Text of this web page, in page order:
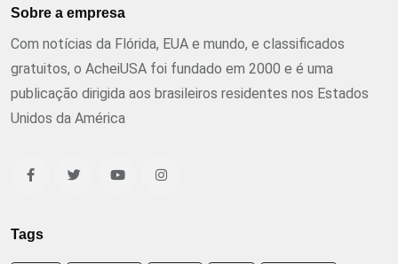
Sobre a empresa
Com notícias da Flórida, EUA e mundo, e classificados
gratuitos, o AcheiUSA foi fundado em 2000 e é uma
publicação dirigida aos brasileiros residentes nos Estados
Unidos da América
Tags